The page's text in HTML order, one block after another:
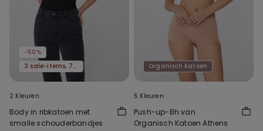
-50%
3 sale-items, 70% korting
2 Kleuren
Body in ribkatoen met
smalle schouderbandjes
Organisch katoen
5 Kleuren
Push-up-Bh van
Organisch Katoen Athens